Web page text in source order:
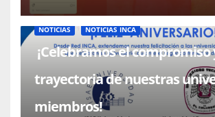
NOTICIAS NOTICIAS INCA
¡Celebramos el compromiso
trayectoria de nuestras
miembros!